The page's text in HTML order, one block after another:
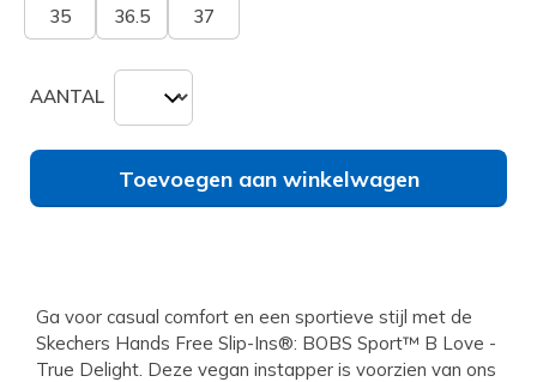
35 36.5 37
AANTAL
Toevoegen aan winkelwagen
Ga voor casual comfort en een sportieve stijl met de
Skechers Hands Free Slip-Ins®: BOBS Sport™ B Love -
True Delight. Deze vegan instapper is voorzien van ons